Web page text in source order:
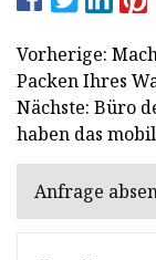
Vorherige:
Packen Ihres
Nächste: Büro
haben das
Anfrage